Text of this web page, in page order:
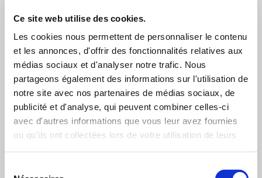
Ce site web utilise des cookies.
Les cookies nous permettent de personnaliser le contenu
et les annonces, d'offrir des fonctionnalités relatives aux
médias sociaux et d'analyser notre trafic. Nous
partageons également des informations sur l'utilisation de
notre site avec nos partenaires de médias sociaux, de
publicité et d'analyse, qui peuvent combiner celles-ci
avec d'autres informations que vous leur avez fournies
ou qu'ils ont collectées lors de votre utilisation de leurs
Valoriser vos boutiques et vos produits avec un
éclairage commercial LED.
Suivez l'actualité de notre société
Les avantages :
Réduction non négligeable de votre consommation en
Coûts de maintenance minimes (durée de vie très